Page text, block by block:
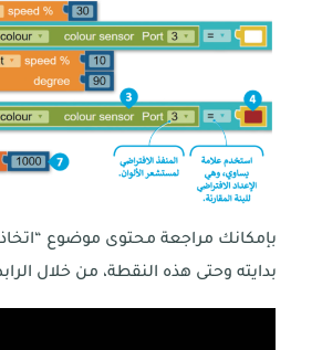
بإمكانك مراجعة محتوى موضوع “اتخاذ
بدايته وحتى هذه النقطة، من خلال